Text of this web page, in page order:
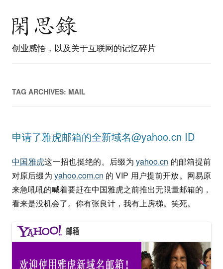
创业感悟，以及关于互联网的记忆碎片
TAG ARCHIVES: MAIL
申请了雅虎邮箱的全新域名@yahoo.cn ID
中国雅虎这一招也挺绝的。后缀为yahoo.cn 的邮箱提前
对原后缀为 yahoo.com.cn 的 VIP 用户提前开放。网易原
来急吼吼的喊着要赶在中国雅虎之前推出无限量邮箱的，
看来是没机会了。你有张良计，我有上房梯。笑死。